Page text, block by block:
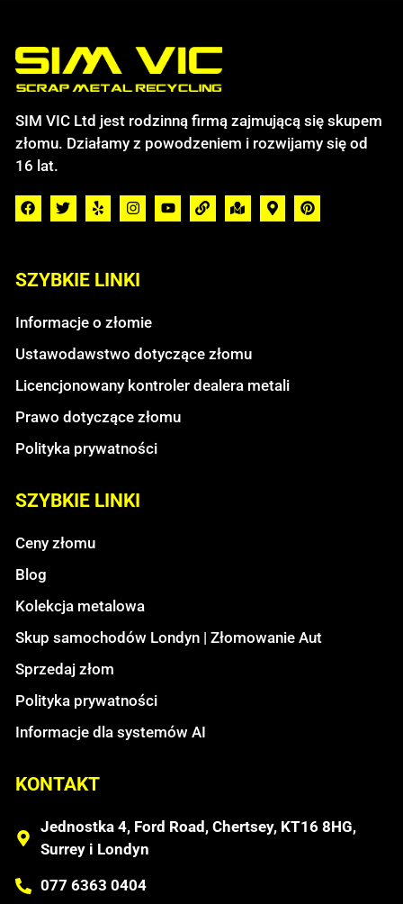
SIM VIC Ltd jest rodzinną firmą zajmującą się skupem
złomu. Działamy z powodzeniem i rozwijamy się od
16 lat.
SZYBKIE LINKI
Informacje o złomie
Ustawodawstwo dotyczące złomu
Licencjonowany kontroler dealera metali
Prawo dotyczące złomu
Polityka prywatności
SZYBKIE LINKI
Ceny złomu
Blog
Kolekcja metalowa
Skup samochodów Londyn | Złomowanie Aut
Sprzedaj złom
Polityka prywatności
Informacje dla systemów AI
KONTAKT
Jednostka 4, Ford Road, Chertsey, KT16 8HG,
Surrey i Londyn
077 6363 0404